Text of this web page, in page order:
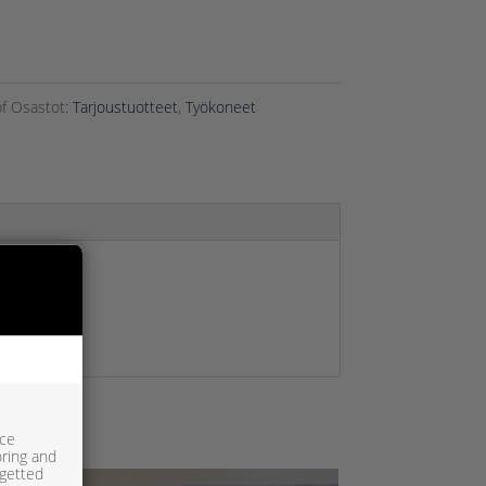
Osastot: Tarjoustuotteet, Työkoneet
and